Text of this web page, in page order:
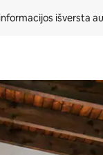
išversta